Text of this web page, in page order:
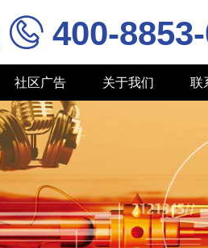
 400-
社区广告 关于我们 联